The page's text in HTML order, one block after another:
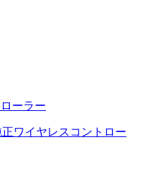
ーラー
ワイヤレスコントロー